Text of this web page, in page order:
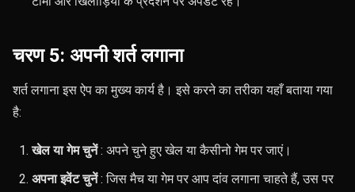
चरण 5: अपनी शर्त लगाना
शर्त लगाना इस ऐप का मुख्य कार्य है। इसे करने का तरीका यहाँ बताया गया
है:
खेल या गेम चुनें: अपने चुने हुए खेल या कैसीनो गेम पर जाएं।
अपना इवेंट चुनें: जिस मैच या गेम पर आप दांव लगाना चाहते हैं, उस पर